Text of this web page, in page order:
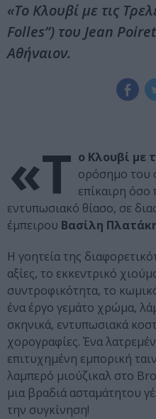
«Το Κλουβί με τις
Folles”) του Jean
Αθήναιον.
«Τ ο Κλουβί με
ορόσημο του
επίκαιρη όσο
εντυπωσιακό θίασο, σε
έμπειρου Βασίλη
Η γοητεία της
αξίες, το εκκεντρικό
συντροφικότητα, το
ένα έργο γεμάτο χρώμα,
σκηνικά, εντυπωσιακά
χορογραφίες. Ένα
επιτυχημένη εμπορική
λαμπερό μιούζικαλ στο
μια βραδιά ασταμάτητου
την συγκίνηση!